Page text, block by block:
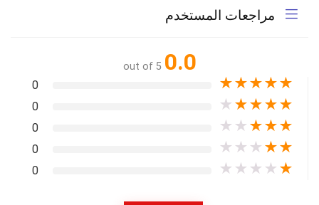
مراجعات المستخدم
0.0
out of 5
★
★
★
★
★
0
★
★
★
★
★
0
★
★
★
★
★
0
★
★
★
★
★
0
★
★
★
★
★
0